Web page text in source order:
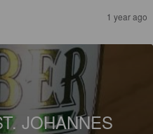
1 year ago
JOHANNES